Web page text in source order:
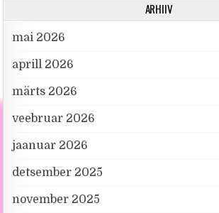
ARHIIV
mai 2026
aprill 2026
märts 2026
veebruar 2026
jaanuar 2026
detsember 2025
november 2025